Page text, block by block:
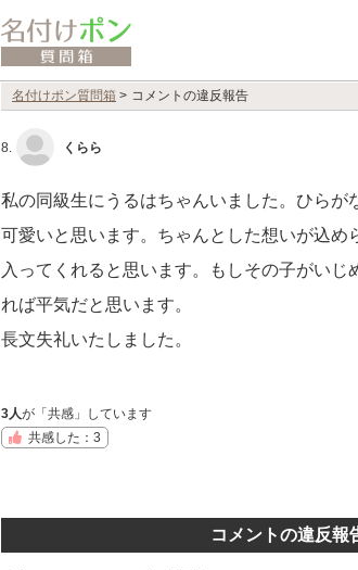
名付けポン質問箱 > コメントの違反報告
8. くらら
私の同級生にうるはちゃんいました。ひらが
可愛いと思います。ちゃんとした想いが込め
入ってくれると思います。もしその子がいじ
れば平気だと思います。
長文失礼いたしました。
3人が「共感」しています
共感した：3
コメントの違反報